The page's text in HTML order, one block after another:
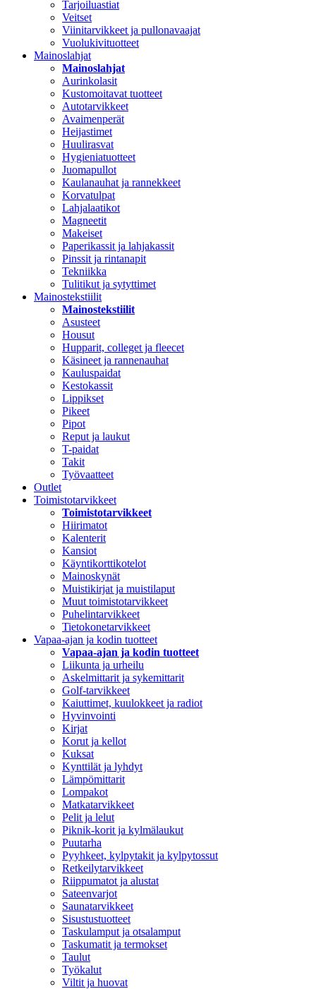
Tarjoiluastiat
Veitset
Viinitarvikkeet ja pullonavaajat
Vuolukivituotteet
Mainoslahjat
Mainoslahjat
Aurinkolasit
Kustomoitavat tuotteet
Autotarvikkeet
Avaimenperät
Heijastimet
Huulirasvat
Hygieniatuotteet
Juomapullot
Kaulanauhat ja rannekkeet
Korvatulpat
Lahjalaatikot
Magneetit
Makeiset
Paperikassit ja lahjakassit
Pinssit ja rintanapit
Tekniikka
Tulitikut ja sytyttimet
Mainostekstiilit
Mainostekstiilit
Asusteet
Housut
Hupparit, colleget ja fleecet
Käsineet ja rannenauhat
Kauluspaidat
Kestokassit
Lippikset
Pikeet
Pipot
Reput ja laukut
T-paidat
Takit
Työvaatteet
Outlet
Toimistotarvikkeet
Toimistotarvikkeet
Hiirimatot
Kalenterit
Kansiot
Käyntikorttikotelot
Mainoskynät
Muistikirjat ja muistilaput
Muut toimistotarvikkeet
Puhelintarvikkeet
Tietokonetarvikkeet
Vapaa-ajan ja kodin tuotteet
Vapaa-ajan ja kodin tuotteet
Liikunta ja urheilu
Askelmittarit ja sykemittarit
Golf-tarvikkeet
Kaiuttimet, kuulokkeet ja radiot
Hyvinvointi
Kirjat
Korut ja kellot
Kuksat
Kynttilät ja lyhdyt
Lämpömittarit
Lompakot
Matkatarvikkeet
Pelit ja lelut
Piknik-korit ja kylmälaukut
Puutarha
Pyyhkeet, kylpytakit ja kylpytossut
Retkeilytarvikkeet
Riippumatot ja alustat
Sateenvarjot
Saunatarvikkeet
Sisustustuotteet
Taskulamput ja otsalamput
Taskumatit ja termokset
Taulut
Työkalut
Viltit ja huovat